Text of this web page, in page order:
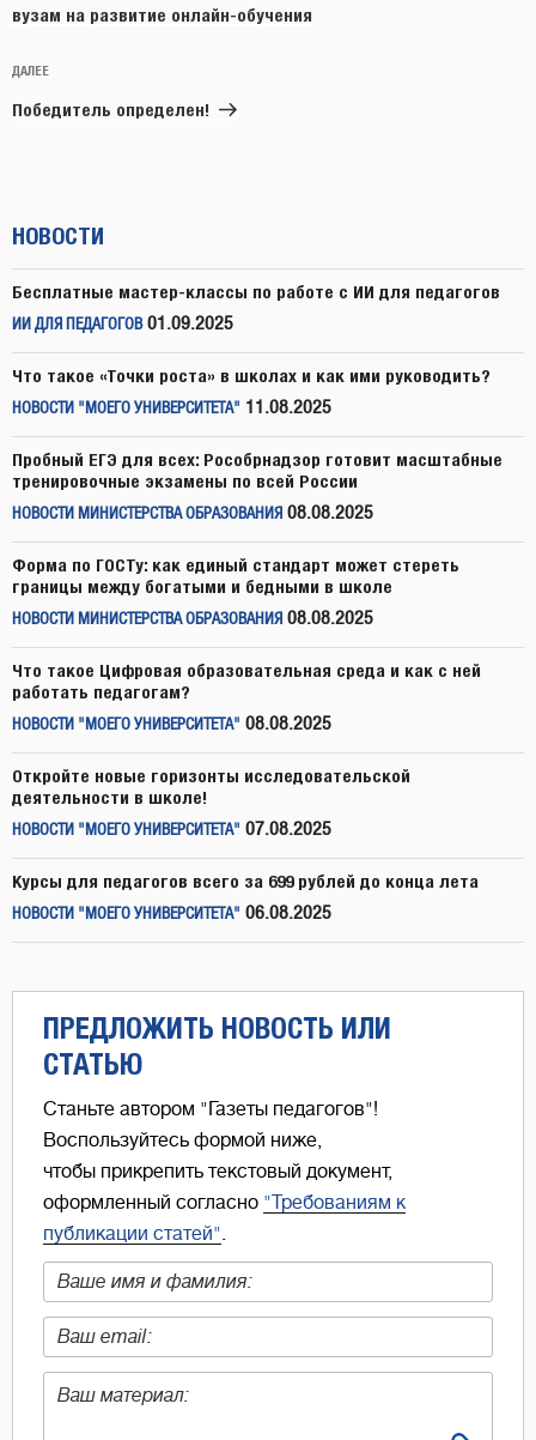
вузам на развитие онлайн-обучения
Следующая
запись
ДАЛЕЕ
Победитель определен!
НОВОСТИ
Бесплатные мастер-классы по работе с ИИ для педагогов
ИИ ДЛЯ ПЕДАГОГОВ 01.09.2025
Что такое «Точки роста» в школах и как ими руководить?
НОВОСТИ "МОЕГО УНИВЕРСИТЕТА" 11.08.2025
Пробный ЕГЭ для всех: Рособрнадзор готовит масштабные
тренировочные экзамены по всей России
НОВОСТИ МИНИСТЕРСТВА ОБРАЗОВАНИЯ 08.08.2025
Форма по ГОСТу: как единый стандарт может стереть
границы между богатыми и бедными в школе
НОВОСТИ МИНИСТЕРСТВА ОБРАЗОВАНИЯ 08.08.2025
Что такое Цифровая образовательная среда и как с ней
работать педагогам?
НОВОСТИ "МОЕГО УНИВЕРСИТЕТА" 08.08.2025
Откройте новые горизонты исследовательской
деятельности в школе!
НОВОСТИ "МОЕГО УНИВЕРСИТЕТА" 07.08.2025
Курсы для педагогов всего за 699 рублей до конца лета
НОВОСТИ "МОЕГО УНИВЕРСИТЕТА" 06.08.2025
ПРЕДЛОЖИТЬ НОВОСТЬ ИЛИ
СТАТЬЮ
Станьте автором "Газеты педагогов"!
Воспользуйтесь формой ниже,
чтобы прикрепить текстовый документ,
оформленный согласно "Требованиям к
публикации статей".